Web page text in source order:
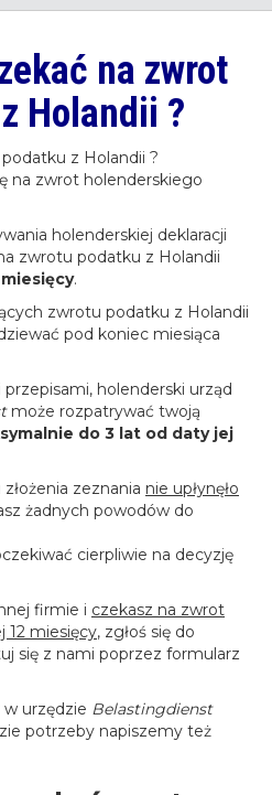
na zwrot
Holandii ?
z Holandii ?
na zwrot holenderskiego
holenderskiej deklaracji
zwrotu podatku z Holandii
.
zwrotu podatku z Holandii
pod koniec miesiąca
holenderski urząd
może rozpatrywać twoją
do 3 lat od daty jej
zeznania nie upłynęło
żadnych powodów do
cierpliwie na decyzję
firmie i czekasz na zwrot
12 miesięcy, zgłoś się do
się z nami poprzez formularz
urzędzie Belastingdienst
potrzeby napiszemy też